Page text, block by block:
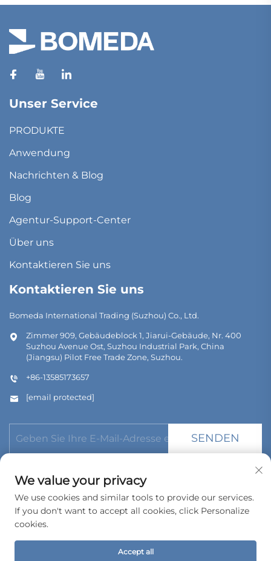
Unser Service
PRODUKTE
Anwendung
Nachrichten & Blog
Blog
Agentur-Support-Center
Über uns
Kontaktieren Sie uns
Kontaktieren Sie uns
Bomeda International Trading (Suzhou) Co., Ltd.
Zimmer 909, Gebäudeblock 1, Jiarui-Gebäude, Nr. 400
Suzhou Avenue Ost, Suzhou Industrial Park, China
(Jiangsu) Pilot Free Trade Zone, Suzhou.
+86-13585173657
[email protected]
SENDEN
Urheberrecht © 2026 Bomeda International Trading (Suzhou)
Datenschutzrichtlinie
We value your privacy
We use cookies and similar tools to provide our services.
If you don't want to accept all cookies, click Personalize
cookies.
Accept all